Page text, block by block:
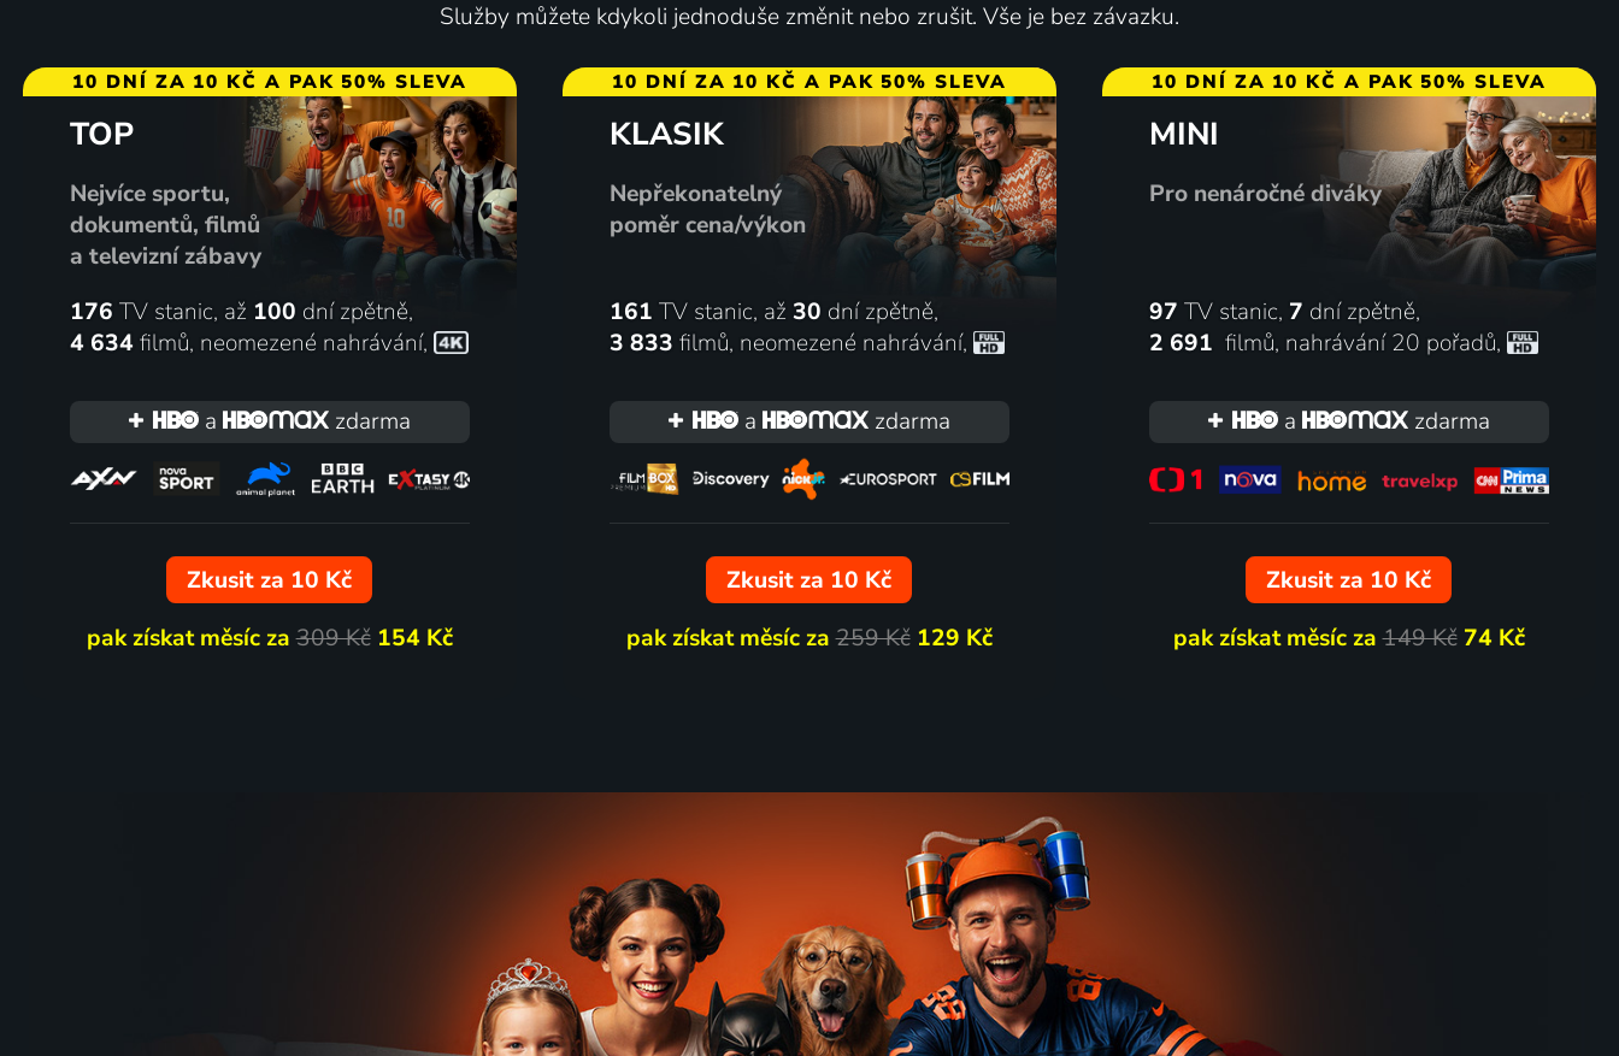
BBC Proms 2023
Koncert
Bob Dylan na festivalu v
Newportu
Koncert
Smetanova Litomyšl 2026 -
Zahajovací koncert
Karlovarský symfonický
orchestr - Závěrečný koncert
sezony
3 díly
Michal Pavlíček and Friends
Koncert
Doupě Kateřiny Marie Tiché
2023 | Koncert
2 díly
Paul Simon v New Yorku
Koncert
André Rieu - Sen noci
svatojánské
Koncert
3 díly
Shakira: El Dorado World Tour
4 díly
2 díly 2 díly
Služby můžete kdykoli jednoduše změnit nebo zrušit. Vše je bez závazku.
10 DNÍ ZA 10 KČ A PAK 50% SLEVA
TOP
Nejvíce sportu,
dokumentů, filmů
a televizní zábavy
176 TV stanic, až 100 dní zpětně,
4 634 filmů, neomezené nahrávání,
a zdarma
Zkusit za 10 Kč
pak získat měsíc za309 Kč 154 Kč
10 DNÍ ZA 10 KČ A PAK 50% SLEVA
KLASIK
Nepřekonatelný
poměr cena/výkon
161 TV stanic, až 30 dní zpětně,
3 833 filmů, neomezené nahrávání,
a zdarma
Zkusit za 10 Kč
pak získat měsíc za259 Kč 129 Kč
10 DNÍ ZA 10 KČ A PAK 50% SLEVA
MINI
Pro nenáročné diváky
97 TV stanic, 7 dní zpětně,
2 691 filmů, nahrávání 20 pořadů,
a zdarma
Zkusit za 10 Kč
pak získat měsíc za149 Kč 74 Kč